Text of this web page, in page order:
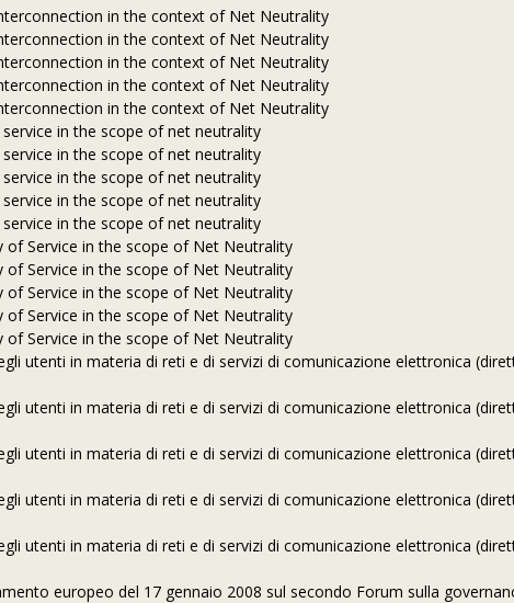
in the context of Net Neutrality
in the context of Net Neutrality
in the context of Net Neutrality
in the context of Net Neutrality
in the context of Net Neutrality
in the scope of net neutrality
in the scope of net neutrality
in the scope of net neutrality
in the scope of net neutrality
in the scope of net neutrality
of Service in the scope of Net Neutrality
of Service in the scope of Net Neutrality
of Service in the scope of Net Neutrality
of Service in the scope of Net Neutrality
of Service in the scope of Net Neutrality
utenti in materia di reti e di servizi di comunicazione elettronica
utenti in materia di reti e di servizi di comunicazione elettronica
utenti in materia di reti e di servizi di comunicazione elettronica
utenti in materia di reti e di servizi di comunicazione elettronica
utenti in materia di reti e di servizi di comunicazione elettronica
europeo del 17 gennaio 2008 sul secondo Forum sulla